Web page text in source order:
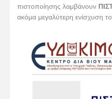
πιστοποίησης λαμβάνουν
ακόμα μεγαλύτερη ενίσχυση